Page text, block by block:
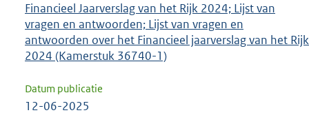
Financieel Jaarverslag van het Rijk 2024; Lijst van
vragen en antwoorden; Lijst van vragen en
antwoorden over het Financieel jaarverslag van het Rijk
2024 (Kamerstuk 36740-1)
Datum publicatie
12-06-2025